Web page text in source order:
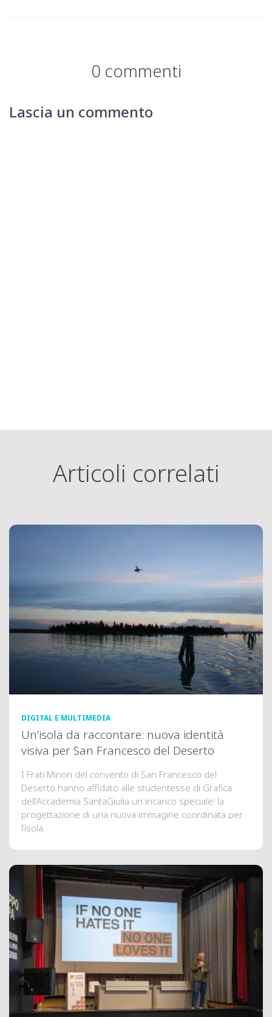
0 commenti
Lascia un commento
Articoli correlati
DIGITAL E MULTIMEDIA
Un’isola da raccontare: nuova identità
visiva per San Francesco del Deserto
I Frati Minori del convento di San Francesco del
Deserto hanno affidato alle studentesse di Grafica
dell’Accademia SantaGiulia un incarico speciale: la
progettazione di una nuova immagine coordinata per
l’isola.